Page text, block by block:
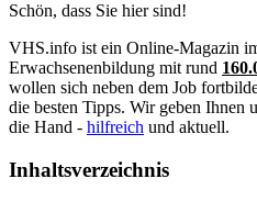
Schön, dass Sie hier sind!
VHS.info ist ein Online-Magazin
Erwachsenenbildung mit rund
wollen sich neben dem Job
die besten Tipps. Wir geben Ihnen
die Hand - hilfreich und aktuell.
Inhaltsverzeichnis